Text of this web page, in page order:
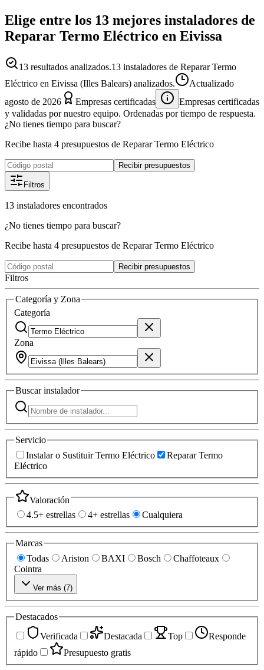
Elige entre los 13 mejores instaladores de
Reparar Termo Eléctrico en Eivissa
13 resultados analizados.13 instaladores de Reparar Termo
Eléctrico en Eivissa (Illes Balears) analizados.
Actualizado
agosto de 2026
Empresas certificadas
Empresas certificadas
y validadas por nuestro equipo. Ordenadas por tiempo de respuesta.
¿No tienes tiempo para buscar?
Recibe hasta 4 presupuestos de Reparar Termo Eléctrico
Recibir presupuestos
Filtros
13 instaladores encontrados
¿No tienes tiempo para buscar?
Recibe hasta 4 presupuestos de Reparar Termo Eléctrico
Recibir presupuestos
Filtros
Categoría y Zona
Categoría
Zona
Buscarinstalador
Servicio
Instalar o Sustituir Termo Eléctrico
Reparar Termo
Eléctrico
Valoración
4.5+ estrellas
4+ estrellas Cualquiera
Marcas
Todas
Ariston BAXI Bosch
Chaffoteaux
Cointra
Ver más (7)
Destacados
Verificada
Destacada Top
Responde
rápido
Presupuesto gratis